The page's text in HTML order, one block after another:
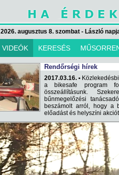
2026. augusztus 8. szombat - László
VIDEÓK KERESÉS
Rendőrségi hírek
2017.03.16. •
a bikesafe program
összeállításunk.
bűnmegelőzési
beszámolt arról, hogy a
előadást és helyszíni